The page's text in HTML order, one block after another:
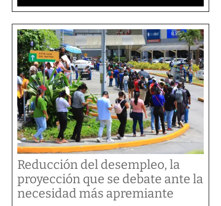
Reducción del desempleo, la
proyección que se debate ante la
necesidad más apremiante